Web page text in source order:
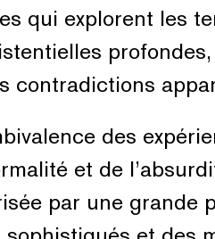
qui explorent les
contradictions
des
et de
par une grande